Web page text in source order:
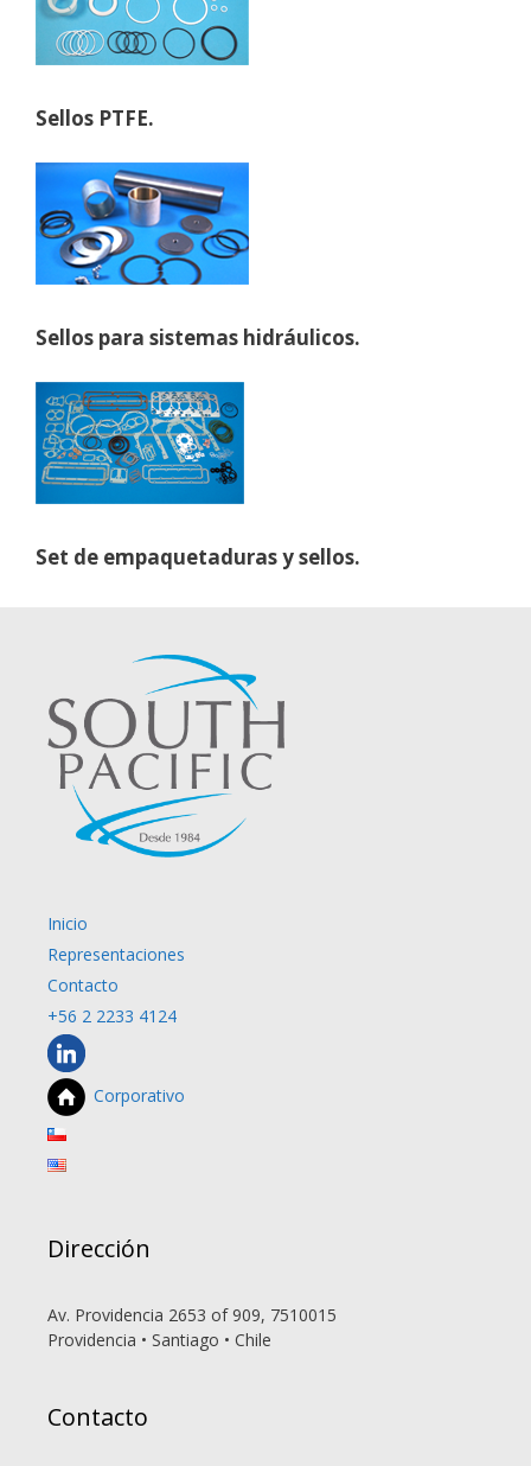
Sellos PTFE.
Sellos para sistemas hidráulicos.
Set de empaquetaduras y sellos.
Inicio
Representaciones
Contacto
+56 2 2233 4124
in
Corporativo
Dirección
Av. Providencia 2653 of 909, 7510015
Providencia • Santiago • Chile
Contacto